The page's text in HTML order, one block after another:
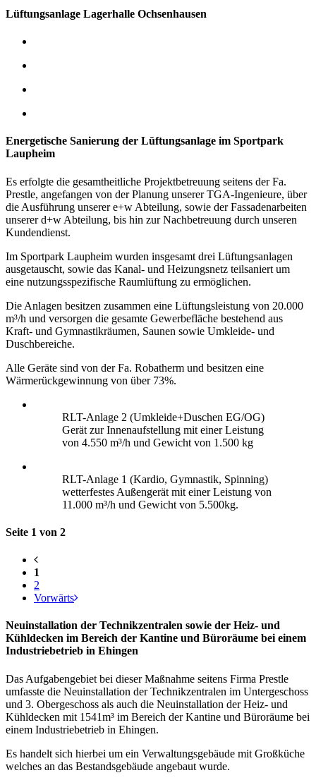
Lüftungsanlage Lagerhalle Ochsenhausen
Energetische Sanierung der Lüftungsanlage im Sportpark
Laupheim
Es erfolgte die gesamtheitliche Projektbetreuung seitens der Fa.
Prestle, angefangen von der Planung unserer TGA-Ingenieure, über
die Ausführung unserer e+w Abteilung, sowie der Fassadenarbeiten
unserer d+w Abteilung, bis hin zur Nachbetreuung durch unseren
Kundendienst.
Im Sportpark Laupheim wurden insgesamt drei Lüftungsanlagen
ausgetauscht, sowie das Kanal- und Heizungsnetz teilsaniert um
eine nutzungsspezifische Raumlüftung zu ermöglichen.
Die Anlagen besitzen zusammen eine Lüftungsleistung von 20.000
m³/h und versorgen die gesamte Gewerbefläche bestehend aus
Kraft- und Gymnastikräumen, Saunen sowie Umkleide- und
Duschbereiche.
Alle Geräte sind von der Fa. Robatherm und besitzen eine
Wärmerückgewinnung von über 73%.
RLT-Anlage 2 (Umkleide+Duschen EG/OG)
Gerät zur Innenaufstellung mit einer Leistung
von 4.550 m³/h und Gewicht von 1.500 kg
RLT-Anlage 1 (Kardio, Gymnastik, Spinning)
wetterfestes Außengerät mit einer Leistung von
11.000 m³/h und Gewicht von 5.500kg.
Seite 1 von 2
1
2
Vorwärts
Neuinstallation der Technikzentralen sowie der Heiz- und
Kühldecken im Bereich der Kantine und Büroräume bei einem
Industriebetrieb in Ehingen
Das Aufgabengebiet bei dieser Maßnahme seitens Firma Prestle
umfasste die Neuinstallation der Technikzentralen im Untergeschoss
und 3. Obergeschoss als auch die Neuinstallation der Heiz- und
Kühldecken mit 1541m³ im Bereich der Kantine und Büroräume bei
einem Industriebetrieb in Ehingen.
Es handelt sich hierbei um ein Verwaltungsgebäude mit Großküche
welches an das Bestandsgebäude angebaut wurde.